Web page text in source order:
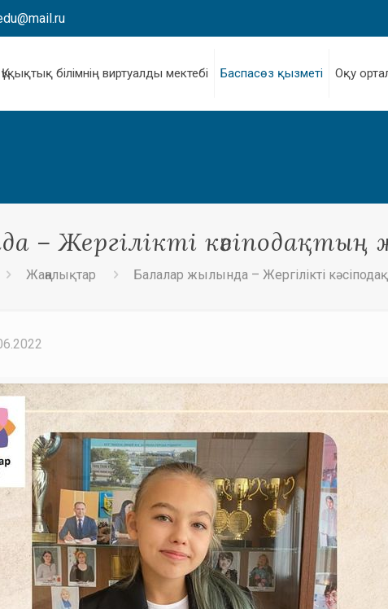
Құқықтық білімнің виртуалды мектебі Баспасөз қызметі Оқу
– Жергілікті кәсіподақтың
Жаңалықтар Балалар жылында – Жергілікті